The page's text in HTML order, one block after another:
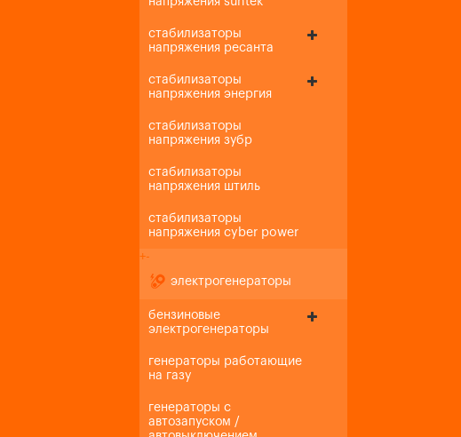
стабилизаторы
напряжения ресанта
стабилизаторы
напряжения энергия
стабилизаторы
напряжения зубр
стабилизаторы
напряжения штиль
стабилизаторы
напряжения cyber power
+-
электрогенераторы
бензиновые
электрогенераторы
генераторы работающие
на газу
генераторы с
автозапуском /